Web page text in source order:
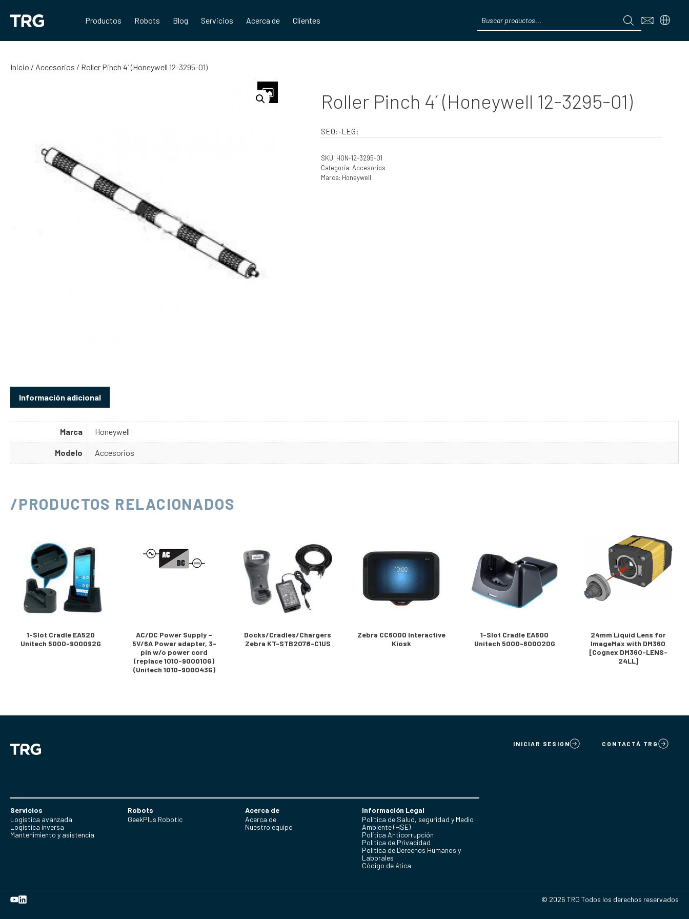
contenido
Productos Robots Blog Servicios Acerca de Clientes
search
Inicio / Accesorios / Roller Pinch 4´ (Honeywell 12-3295-01)
Roller Pinch 4´ (Honeywell 12-3295-01)
SEO:-LEG:
SKU: HON-12-3295-01
Categoría: Accesorios
Marca: Honeywell
Información adicional
Marca Honeywell
Modelo Accesorios
/PRODUCTOS RELACIONADOS
1-Slot Cradle EA520
Unitech 5000-900092G
AC/DC Power Supply –
5V/6A Power adapter, 3-
pin w/o power cord
(replace 1010-900010G)
(Unitech 1010-900043G)
Docks/Cradles/Chargers
Zebra KT-STB2078-C1US
Zebra CC6000 Interactive
Kiosk
1-Slot Cradle EA600
Unitech 5000-600020G
24mm Liquid Lens for
ImageMax with DM360
[Cognex DM360-LENS-
24LL]
INICIAR SESION CONTACTÁ TRG
Servicios
Logística avanzada
Logística inversa
Mantenimiento y asistencia
Robots
GeekPlus Robotic
Acerca de
Acerca de
Nuestro equipo
Información Legal
Política de Salud, seguridad y Medio
Ambiente (HSE)
Política Anticorrupción
Politica de Privacidad
Política de Derechos Humanos y
Laborales
Código de ética
© 2026 TRG Todos los derechos reservados